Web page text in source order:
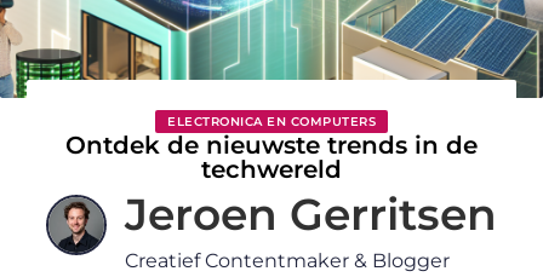
ELECTRONICA EN COMPUTERS
Ontdek de nieuwste trends in de
techwereld
Jeroen Gerritsen
Creatief Contentmaker & Blogger